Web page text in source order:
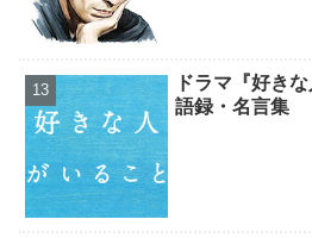
ドラマ『好き
語録・名言集